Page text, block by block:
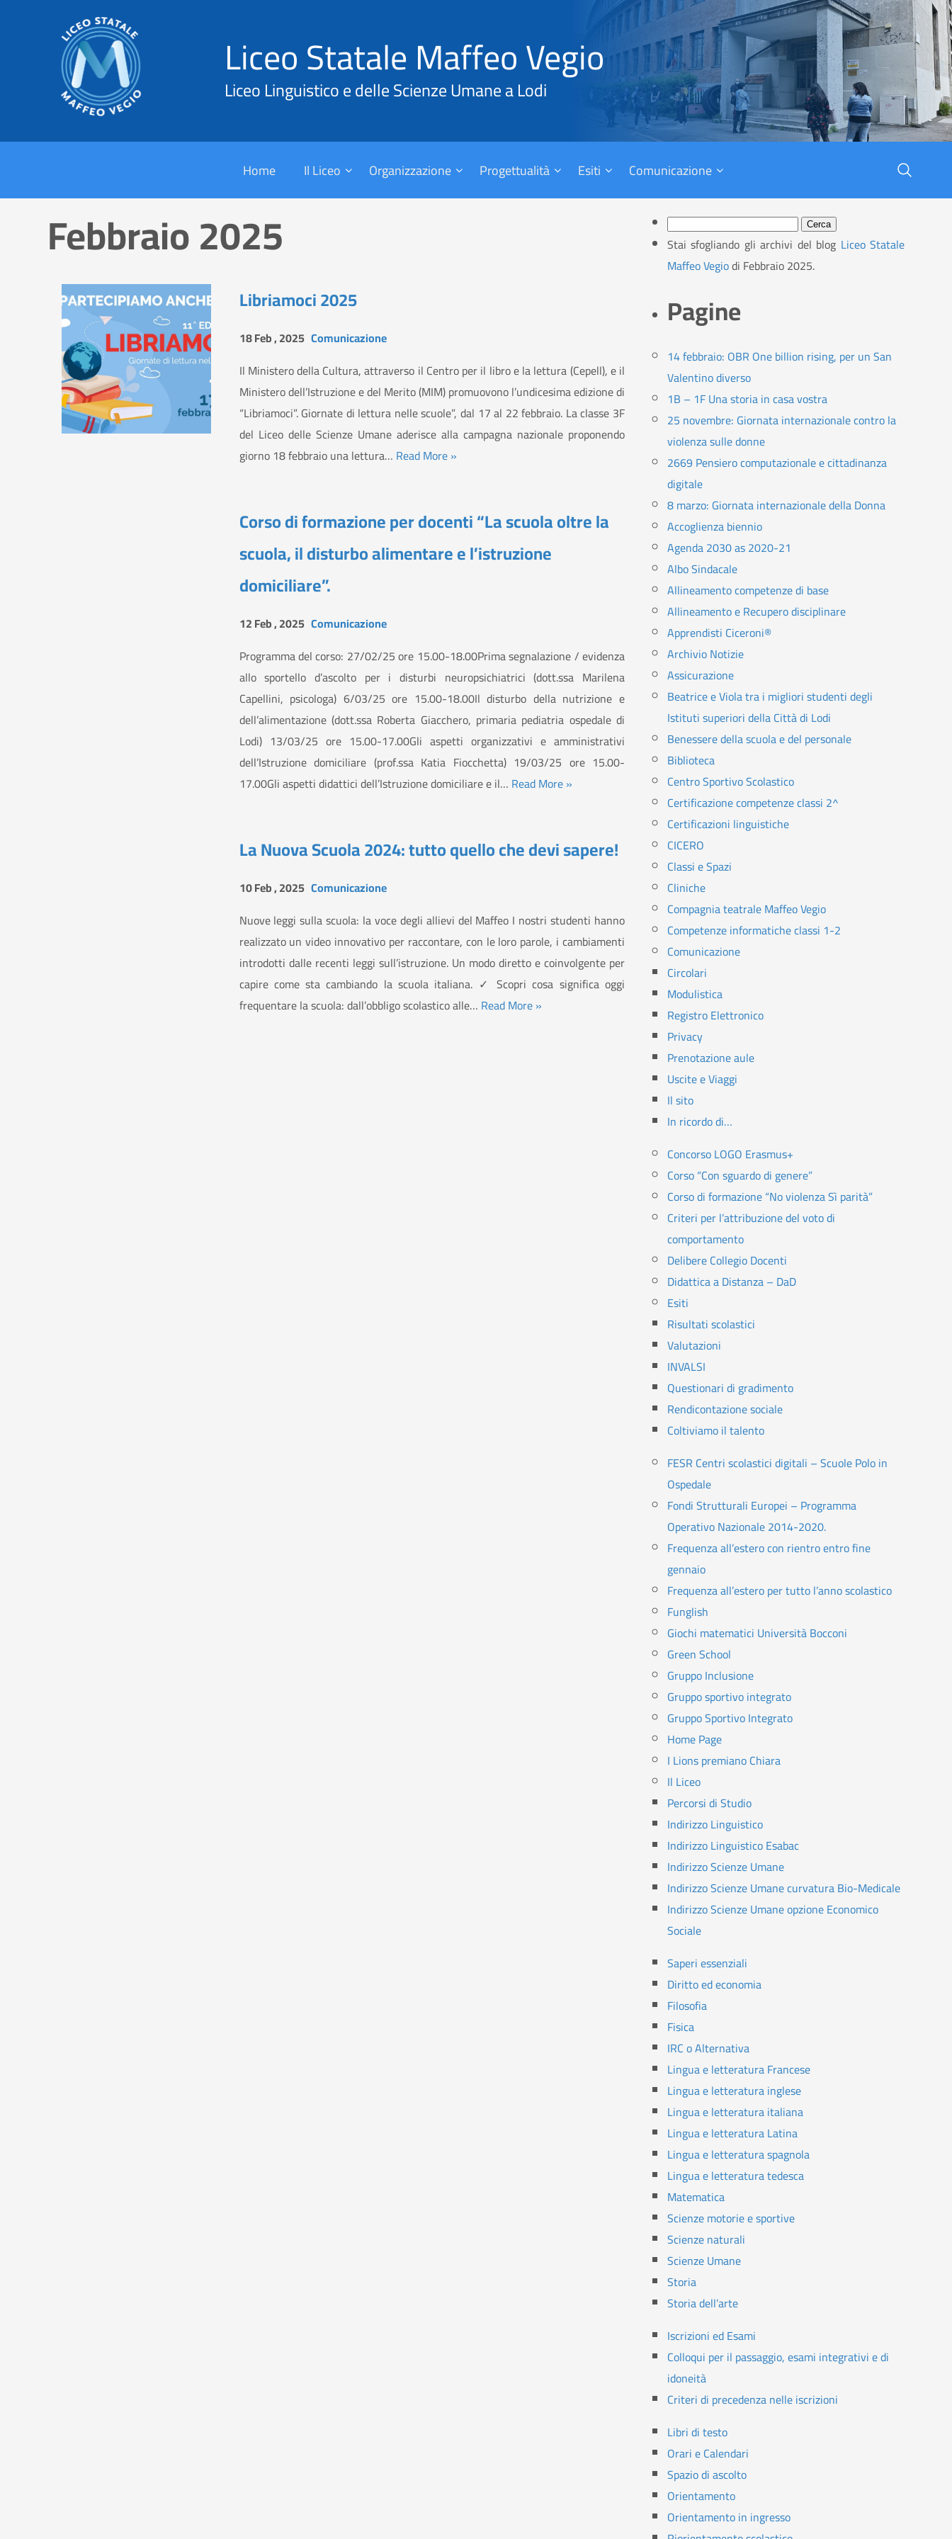
Liceo Statale Maffeo Vegio
Liceo Linguistico e delle Scienze Umane a Lodi
Home Il Liceo Organizzazione Progettualità Esiti Comunicazione
X
Cerca
Febbraio 2025
Libriamoci 2025
18 Feb , 2025 Comunicazione
Il Ministero della Cultura, attraverso il Centro per il libro e la lettura (Cepell), e il
Ministero dell’Istruzione e del Merito (MIM) promuovono l’undicesima edizione di
“Libriamoci”. Giornate di lettura nelle scuole”, dal 17 al 22 febbraio. La classe 3F
del Liceo delle Scienze Umane aderisce alla campagna nazionale proponendo
giorno 18 febbraio una lettura… Read More »
Corso di formazione per docenti “La scuola oltre la
scuola, il disturbo alimentare e l’istruzione
domiciliare”.
12 Feb , 2025 Comunicazione
Programma del corso: 27/02/25 ore 15.00-18.00Prima segnalazione / evidenza
allo sportello d’ascolto per i disturbi neuropsichiatrici (dott.ssa Marilena
Capellini, psicologa) 6/03/25 ore 15.00-18.00Il disturbo della nutrizione e
dell’alimentazione (dott.ssa Roberta Giacchero, primaria pediatria ospedale di
Lodi) 13/03/25 ore 15.00-17.00Gli aspetti organizzativi e amministrativi
dell’Istruzione domiciliare (prof.ssa Katia Fiocchetta) 19/03/25 ore 15.00-
17.00Gli aspetti didattici dell’Istruzione domiciliare e il… Read More »
La Nuova Scuola 2024: tutto quello che devi sapere!
10 Feb , 2025 Comunicazione
Nuove leggi sulla scuola: la voce degli allievi del Maffeo I nostri studenti hanno
realizzato un video innovativo per raccontare, con le loro parole, i cambiamenti
introdotti dalle recenti leggi sull’istruzione. Un modo diretto e coinvolgente per
capire come sta cambiando la scuola italiana. ✓ Scopri cosa significa oggi
frequentare la scuola: dall’obbligo scolastico alle… Read More »
Ricerca
per:
Stai sfogliando gli archivi del blog Liceo Statale
Maffeo Vegiodi Febbraio 2025.
Pagine
14 febbraio: OBR One billion rising, per un San
Valentino diverso
1B – 1F Una storia in casa vostra
25 novembre: Giornata internazionale contro la
violenza sulle donne
2669 Pensiero computazionale e cittadinanza
digitale
8 marzo: Giornata internazionale della Donna
Accoglienza biennio
Agenda 2030 as 2020-21
Albo Sindacale
Allineamento competenze di base
Allineamento e Recupero disciplinare
Apprendisti Ciceroni®
Archivio Notizie
Assicurazione
Beatrice e Viola tra i migliori studenti degli
Istituti superiori della Città di Lodi
Benessere della scuola e del personale
Biblioteca
Centro Sportivo Scolastico
Certificazione competenze classi 2^
Certificazioni linguistiche
CICERO
Classi e Spazi
Cliniche
Compagnia teatrale Maffeo Vegio
Competenze informatiche classi 1-2
Comunicazione
Circolari
Modulistica
Registro Elettronico
Privacy
Prenotazione aule
Uscite e Viaggi
Il sito
In ricordo di…
Concorso LOGO Erasmus+
Corso “Con sguardo di genere”
Corso di formazione “No violenza Sì parità”
Criteri per l’attribuzione del voto di
comportamento
Delibere Collegio Docenti
Didattica a Distanza – DaD
Esiti
Risultati scolastici
Valutazioni
INVALSI
Questionari di gradimento
Rendicontazione sociale
Coltiviamo il talento
FESR Centri scolastici digitali – Scuole Polo in
Ospedale
Fondi Strutturali Europei – Programma
Operativo Nazionale 2014-2020.
Frequenza all’estero con rientro entro fine
gennaio
Frequenza all’estero per tutto l’anno scolastico
Funglish
Giochi matematici Università Bocconi
Green School
Gruppo Inclusione
Gruppo sportivo integrato
Gruppo Sportivo Integrato
Home Page
I Lions premiano Chiara
Il Liceo
Percorsi di Studio
Indirizzo Linguistico
Indirizzo Linguistico Esabac
Indirizzo Scienze Umane
Indirizzo Scienze Umane curvatura Bio-Medicale
Indirizzo Scienze Umane opzione Economico
Sociale
Saperi essenziali
Diritto ed economia
Filosofia
Fisica
IRC o Alternativa
Lingua e letteratura Francese
Lingua e letteratura inglese
Lingua e letteratura italiana
Lingua e letteratura Latina
Lingua e letteratura spagnola
Lingua e letteratura tedesca
Matematica
Scienze motorie e sportive
Scienze naturali
Scienze Umane
Storia
Storia dell’arte
Iscrizioni ed Esami
Colloqui per il passaggio, esami integrativi e di
idoneità
Criteri di precedenza nelle iscrizioni
Libri di testo
Orari e Calendari
Spazio di ascolto
Orientamento
Orientamento in ingresso